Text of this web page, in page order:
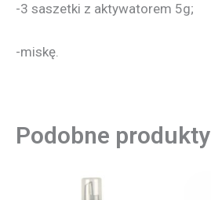
-3 saszetki z aktywatorem 5g;
-miskę.
Podobne produkty